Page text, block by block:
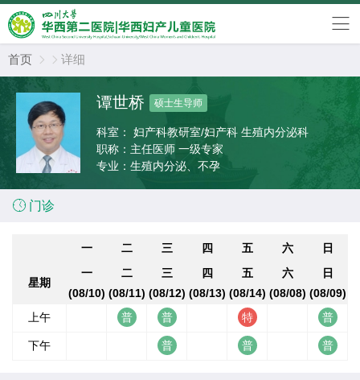
首页   详细
谭世桥 硕士生导师
科室：
妇产科教研室/妇产科 生殖内分泌科
职称： 主任医师 一级专家
专业： 生殖内分泌、不孕
 门诊
一 二 三 四 五 六 日
星期
一
(08/10)
二
(08/11)
三
(08/12)
四
(08/13)
五
(08/14)
六
(08/08)
日
(08/09)
上午
下午